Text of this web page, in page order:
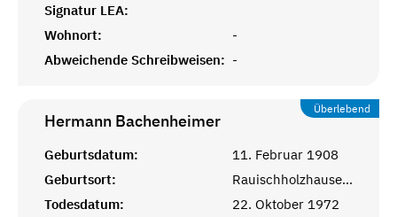
Signatur LEA:
Wohnort:
-
Abweichende Schreibweisen: -
Überlebend
Hermann Bachenheimer
Geburtsdatum:
11. Februar 1908
Geburtsort:
Rauischholzhausen, Hessen
Todesdatum:
22. Oktober 1972